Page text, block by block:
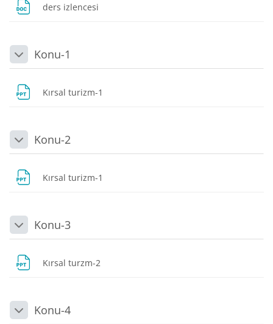
ders izlencesi
DaraltKonu-1
Kırsal turizm-1
DaraltKonu-2
Kırsal turizm-1
DaraltKonu-3
Kırsal turzm-2
DaraltKonu-4